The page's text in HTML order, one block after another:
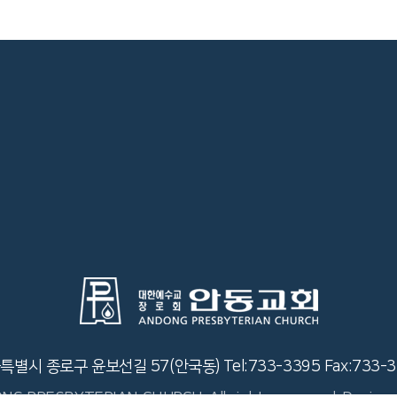
별시 종로구 윤보선길 57(안국동) Tel:733-3395 Fax:733-